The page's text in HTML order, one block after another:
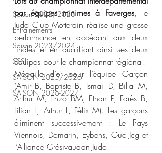
Saison 2022/2023
Entrainements
Saison 2023/2024
SSSJ
SAISON 2025/2026
SAISON 2026-2027
par équipes minimes à Faverges, le
Judo Club Motterain réalise une grosse
performance en accédant aux deux
finales et en qualifiant ainsi ses deux
équipes pour le championnat régional.
Médaille d’or pour l’équipe Garçon
(Amir B, Baptiste B, Ismail D, Billal M,
Arthur M, Enzo BM, Ethan P, Farès B,
Lilian L, Arthur L, Félix M). Les garçons
éliminent successivement : Le Pays
Viennois, Domarin, Eybens, Guc Jcg et
l’Alliance Grésivaudan Judo.